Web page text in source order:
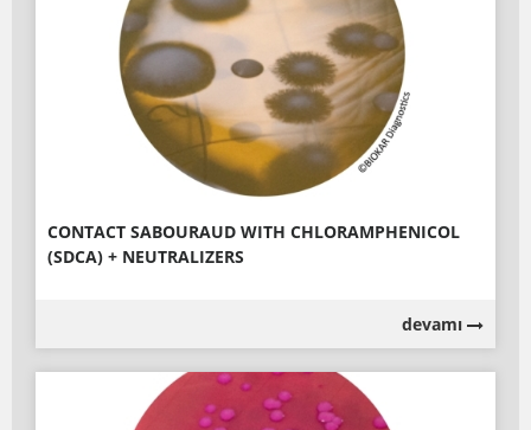
CONTACT SABOURAUD WITH CHLORAMPHENICOL
(SDCA) + NEUTRALIZERS
devamı